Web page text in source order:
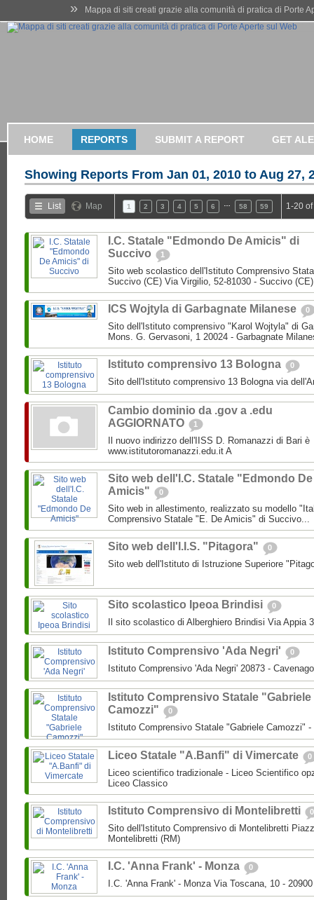
» Mappa di siti creati grazie alla comunità di pratica di Porte
HOME REPORTS SUBMIT A REPORT GET
Showing Reports From Jan 01, 2010 to Aug 27,
List Map 1 2 3 4 5 6 58 59 1-20
I.C. Statale "Edmondo De Amicis" di
Succivo
1
Sito web scolastico dell'Istituto Comprensivo
Succivo (CE) Via Virgilio, 52-81030 - Succivo
ICS Wojtyla di Garbagnate Milanese 0
Sito dell'Istituto comprensivo "Karol Wojtyla" di
Mons. G. Gervasoni, 1 20024 - Garbagnate
Istituto comprensivo 13 Bologna 0
Sito dell'Istituto comprensivo 13 Bologna via
Cambio dominio da .gov a .edu
AGGIORNATO
1
Il nuovo indirizzo dell'IISS D. Romanazzi di Bari è
www.istitutoromanazzi.edu.it A
Sito web dell'I.C. Statale "Edmondo De
Amicis"
0
Sito web in allestimento, realizzato su modello
Comprensivo Statale "E. De Amicis" di Succivo...
Sito web dell'I.I.S. "Pitagora" 0
Sito web dell'Istituto di Istruzione Superiore
Sito scolastico Ipeoa Brindisi 0
Il sito scolastico di Alberghiero Brindisi Via Appia
Istituto Comprensivo 'Ada Negri' 0
Istituto Comprensivo 'Ada Negri' 20873 -
Istituto Comprensivo Statale "Gabriele
Camozzi"
0
Istituto Comprensivo Statale "Gabriele Camozzi"
Liceo Statale "A.Banfi" di Vimercate 0
Liceo scientifico tradizionale - Liceo Scientifico
Liceo Classico
Istituto Comprensivo di Montelibretti 0
Sito dell'Istituto Comprensivo di Montelibretti
Montelibretti (RM)
I.C. 'Anna Frank' - Monza 0
I.C. 'Anna Frank' - Monza Via Toscana, 10 -